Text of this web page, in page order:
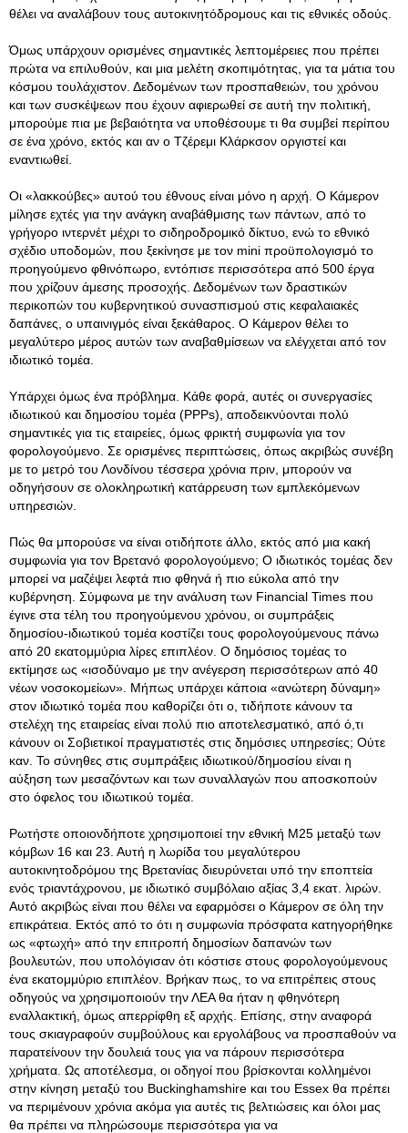
θέλει να αναλάβουν τους αυτοκινητόδρομους και τις εθνικές οδούς.
Όμως υπάρχουν ορισμένες σημαντικές λεπτομέρειες που πρέπει
πρώτα να επιλυθούν, και μια μελέτη σκοπιμότητας, για τα μάτια του
κόσμου τουλάχιστον. Δεδομένων των προσπαθειών, του χρόνου
και των συσκέψεων που έχουν αφιερωθεί σε αυτή την πολιτική,
μπορούμε πια με βεβαιότητα να υποθέσουμε τι θα συμβεί περίπου
σε ένα χρόνο, εκτός και αν ο Τζέρεμι Κλάρκσον οργιστεί και
εναντιωθεί.
Οι «λακκούβες» αυτού του έθνους είναι μόνο η αρχή. Ο Κάμερον
μίλησε εχτές για την ανάγκη αναβάθμισης των πάντων, από το
γρήγορο ιντερνέτ μέχρι το σιδηροδρομικό δίκτυο, ενώ το εθνικό
σχέδιο υποδομών, που ξεκίνησε με τον mini προϋπολογισμό το
προηγούμενο φθινόπωρο, εντόπισε περισσότερα από 500 έργα
που χρίζουν άμεσης προσοχής. Δεδομένων των δραστικών
περικοπών του κυβερνητικού συνασπισμού στις κεφαλαιακές
δαπάνες, ο υπαινιγμός είναι ξεκάθαρος. Ο Κάμερον θέλει το
μεγαλύτερο μέρος αυτών των αναβαθμίσεων να ελέγχεται από τον
ιδιωτικό τομέα.
Υπάρχει όμως ένα πρόβλημα. Κάθε φορά, αυτές οι συνεργασίες
ιδιωτικού και δημοσίου τομέα (PPPs), αποδεικνύονται πολύ
σημαντικές για τις εταιρείες, όμως φρικτή συμφωνία για τον
φορολογούμενο. Σε ορισμένες περιπτώσεις, όπως ακριβώς συνέβη
με το μετρό του Λονδίνου τέσσερα χρόνια πριν, μπορούν να
οδηγήσουν σε ολοκληρωτική κατάρρευση των εμπλεκόμενων
υπηρεσιών.
Πώς θα μπορούσε να είναι οτιδήποτε άλλο, εκτός από μια κακή
συμφωνία για τον Βρετανό φορολογούμενο; Ο ιδιωτικός τομέας δεν
μπορεί να μαζέψει λεφτά πιο φθηνά ή πιο εύκολα από την
κυβέρνηση. Σύμφωνα με την ανάλυση των Financial Times που
έγινε στα τέλη του προηγούμενου χρόνου, οι συμπράξεις
δημοσίου-ιδιωτικού τομέα κοστίζει τους φορολογούμενους πάνω
από 20 εκατομμύρια λίρες επιπλέον. Ο δημόσιος τομέας το
εκτίμησε ως «ισοδύναμο με την ανέγερση περισσότερων από 40
νέων νοσοκομείων». Μήπως υπάρχει κάποια «ανώτερη δύναμη»
στον ιδιωτικό τομέα που καθορίζει ότι ο, τιδήποτε κάνουν τα
στελέχη της εταιρείας είναι πολύ πιο αποτελεσματικό, από ό,τι
κάνουν οι Σοβιετικοί πραγματιστές στις δημόσιες υπηρεσίες; Ούτε
καν. Το σύνηθες στις συμπράξεις ιδιωτικού/δημοσίου είναι η
αύξηση των μεσαζόντων και των συναλλαγών που αποσκοπούν
στο όφελος του ιδιωτικού τομέα.
Ρωτήστε οποιονδήποτε χρησιμοποιεί την εθνική Μ25 μεταξύ των
κόμβων 16 και 23. Αυτή η λωρίδα του μεγαλύτερου
αυτοκινητοδρόμου της Βρετανίας διευρύνεται υπό την εποπτεία
ενός τριαντάχρονου, με ιδιωτικό συμβόλαιο αξίας 3,4 εκατ. λιρών.
Αυτό ακριβώς είναι που θέλει να εφαρμόσει ο Κάμερον σε όλη την
επικράτεια. Εκτός από το ότι η συμφωνία πρόσφατα κατηγορήθηκε
ως «φτωχή» από την επιτροπή δημοσίων δαπανών των
βουλευτών, που υπολόγισαν ότι κόστισε στους φορολογούμενους
ένα εκατομμύριο επιπλέον. Βρήκαν πως, το να επιτρέπεις στους
οδηγούς να χρησιμοποιούν την ΛΕΑ θα ήταν η φθηνότερη
εναλλακτική, όμως απερρίφθη εξ αρχής. Επίσης, στην αναφορά
τους σκιαγραφούν συμβούλους και εργολάβους να προσπαθούν να
παρατείνουν την δουλειά τους για να πάρουν περισσότερα
χρήματα. Ως αποτέλεσμα, οι οδηγοί που βρίσκονται κολλημένοι
στην κίνηση μεταξύ του Buckinghamshire και του Essex θα πρέπει
να περιμένουν χρόνια ακόμα για αυτές τις βελτιώσεις και όλοι μας
θα πρέπει να πληρώσουμε περισσότερα για να